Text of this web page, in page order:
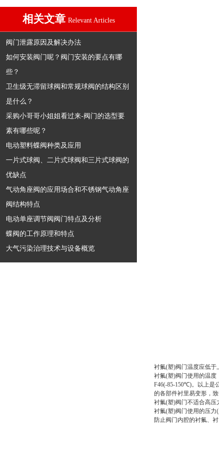
相关文章 Relevant Articles
阀门泄露原因及解决办法
如何安装阀门呢？阀门安装的要点有哪
些？
卫生级无滞留球阀和常规球阀的结构区别
是什么？
采购小哥哥小姐姐看过来-阀门的选型要
素有哪些呢？
电动塑料蝶阀种类及应用
一片式球阀、二片式球阀和三片式球阀的
优缺点
气动角座阀的应用场合和不锈钢气动角座
阀结构特点
电动单座调节阀阀门特点及分析
蝶阀的工作原理和特点
大气污染治理技术与设备概览
衬氟(塑)阀门温度应低于
衬氟(塑)阀门使用的温度
F46(-85-150℃)。以上是
的各部件衬里易变形，
衬氟(塑)阀门不适合高压
衬氟(塑)阀门使用的压力
防止阀门内腔的衬氟、